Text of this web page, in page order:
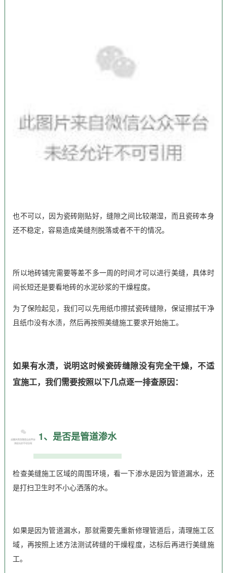
也不可以，因为瓷砖刚贴好，缝隙之间比较潮湿，而且瓷砖本身
还不稳定，容易造成美缝剂脱落或者不干的情况。
所以地砖铺完需要等差不多一周的时间才可以进行美缝，具体时
间长短还是要看地砖的水泥砂浆的干燥程度。
为了保险起见，我们可以先用纸巾擦拭瓷砖缝隙，保证擦拭干净
且纸巾没有水渍，然后再按照美缝施工要求开始施工。
如果有水渍，说明这时候瓷砖缝隙没有完全干燥，不适
宜施工，我们需要按照以下几点逐一排查原因：
1、是否是管道渗水
检查美缝施工区域的周围环境，看一下渗水是因为管道漏水，还
是打扫卫生时不小心洒落的水。
如果是因为管道漏水，那就需要先重新修理管道后，清理施工区
域，再按照上述方法测试砖缝的干燥程度，达标后再进行美缝施
工。